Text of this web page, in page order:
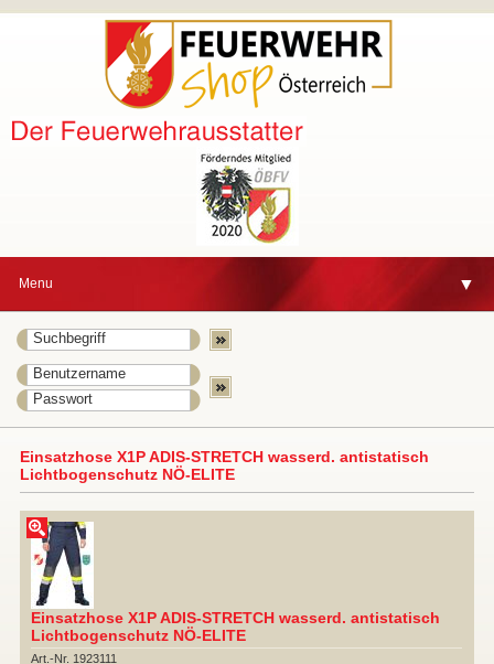
Menu ▼
Einsatzhose X1P ADIS-STRETCH wasserd. antistatisch
Lichtbogenschutz NÖ-ELITE
Einsatzhose X1P ADIS-STRETCH wasserd. antistatisch
Lichtbogenschutz NÖ-ELITE
Art.-Nr. 1923111